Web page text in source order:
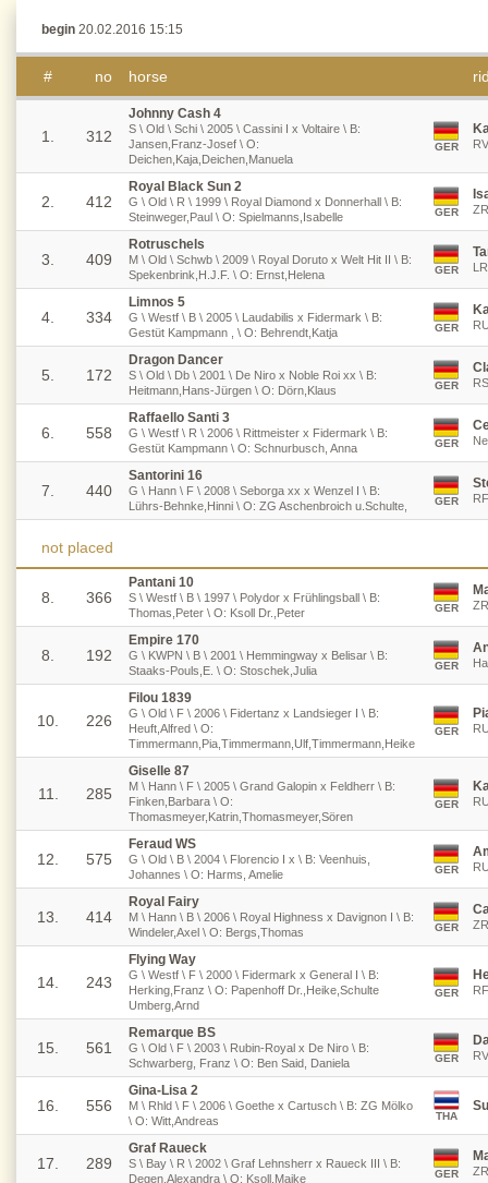
begin 20.02.2016 15:15
# no horse
1. 312
Johnny Cash 4
S \ Old \ Schi \ 2005 \ Cassini I x Voltaire \ B:
Jansen,Franz-Josef \ O:
Deichen,Kaja,Deichen,Manuela
GER
2. 412
Royal Black Sun 2
G \ Old \ R \ 1999 \ Royal Diamond x Donnerhall \ B:
Steinweger,Paul \ O: Spielmanns,Isabelle
GER
3. 409
Rotruschels
M \ Old \ Schwb \ 2009 \ Royal Doruto x Welt Hit II \ B:
Spekenbrink,H.J.F. \ O: Ernst,Helena
GER
4. 334
Limnos 5
G \ Westf \ B \ 2005 \ Laudabilis x Fidermark \ B:
Gestüt Kampmann , \ O: Behrendt,Katja
GER
5. 172
Dragon Dancer
S \ Old \ Db \ 2001 \ De Niro x Noble Roi xx \ B:
Heitmann,Hans-Jürgen \ O: Dörn,Klaus
GER
6. 558
Raffaello Santi 3
G \ Westf \ R \ 2006 \ Rittmeister x Fidermark \ B:
Gestüt Kampmann \ O: Schnurbusch, Anna
GER
7. 440
Santorini 16
G \ Hann \ F \ 2008 \ Seborga xx x Wenzel I \ B:
Lührs-Behnke,Hinni \ O: ZG Aschenbroich u.Schulte,
GER
not placed
8. 366
Pantani 10
S \ Westf \ B \ 1997 \ Polydor x Frühlingsball \ B:
Thomas,Peter \ O: Ksoll Dr.,Peter
GER
8. 192
Empire 170
G \ KWPN \ B \ 2001 \ Hemmingway x Belisar \ B:
Staaks-Pouls,E. \ O: Stoschek,Julia
GER
10. 226
Filou 1839
G \ Old \ F \ 2006 \ Fidertanz x Landsieger I \ B:
Heuft,Alfred \ O:
Timmermann,Pia,Timmermann,Ulf,Timmermann,Heike
GER
11. 285
Giselle 87
M \ Hann \ F \ 2005 \ Grand Galopin x Feldherr \ B:
Finken,Barbara \ O:
Thomasmeyer,Katrin,Thomasmeyer,Sören
GER
12. 575
Feraud WS
G \ Old \ B \ 2004 \ Florencio I x \ B: Veenhuis,
Johannes \ O: Harms, Amelie
GER
13. 414
Royal Fairy
M \ Hann \ B \ 2006 \ Royal Highness x Davignon I \ B:
Windeler,Axel \ O: Bergs,Thomas
GER
14. 243
Flying Way
G \ Westf \ F \ 2000 \ Fidermark x General I \ B:
Herking,Franz \ O: Papenhoff Dr.,Heike,Schulte
Umberg,Arnd
GER
15. 561
Remarque BS
G \ Old \ F \ 2003 \ Rubin-Royal x De Niro \ B:
Schwarberg, Franz \ O: Ben Said, Daniela
GER
16. 556
Gina-Lisa 2
M \ Rhld \ F \ 2006 \ Goethe x Cartusch \ B: ZG Mölko
\ O: Witt,Andreas
THA
17. 289
Graf Raueck
S \ Bay \ R \ 2002 \ Graf Lehnsherr x Raueck III \ B:
Degen,Alexandra \ O: Ksoll,Maike
GER